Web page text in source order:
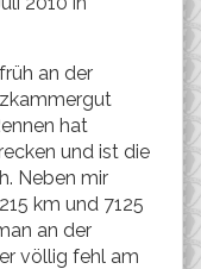
an der
hat
und ist die
Neben mir
km und 7125
an der
völlig fehl am